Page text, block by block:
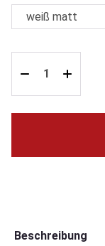
Beschreibung